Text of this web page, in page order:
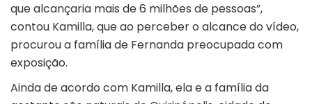
que alcançaria mais de 6 milhões de pessoas”,
contou Kamilla, que ao perceber o alcance do vídeo,
procurou a família de Fernanda preocupada com
exposição.
Ainda de acordo com Kamilla, ela e a família da